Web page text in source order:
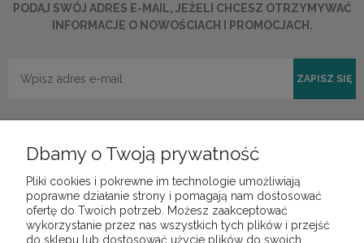
PODAJ SWÓJ ADRES E-MAIL, JEŻELI CHCESZ OTRZYMYWAĆ
INFORMACJE O NOWOŚCIACH I PROMOCJACH.
ZAPISZ SIĘ
POMOC
Dbamy o Twoją prywatność
Pliki cookies i pokrewne im technologie umożliwiają
poprawne działanie strony i pomagają nam dostosować
ofertę do Twoich potrzeb. Możesz zaakceptować
wykorzystanie przez nas wszystkich tych plików i przejść
do sklepu lub dostosować użycie plików do swoich